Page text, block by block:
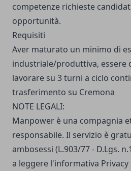
competenze richieste
opportunità.
Requisiti
Aver maturato un minimo di
industriale/produttiva, essere
lavorare su 3 turni a ciclo
trasferimento su Cremona
NOTE LEGALI:
Manpower è una compagnia
responsabile. Il servizio è
ambosessi (L.903/77 - D.Lgs.
a leggere l'informativa Privacy